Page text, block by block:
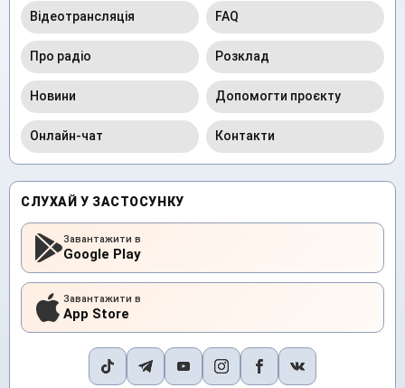
Відеотрансляція FAQ
Про радіо Розклад
Новини Допомогти проєкту
Онлайн-чат Контакти
СЛУХАЙ У ЗАСТОСУНКУ
Завантажити в
Google Play
Завантажити в
App Store